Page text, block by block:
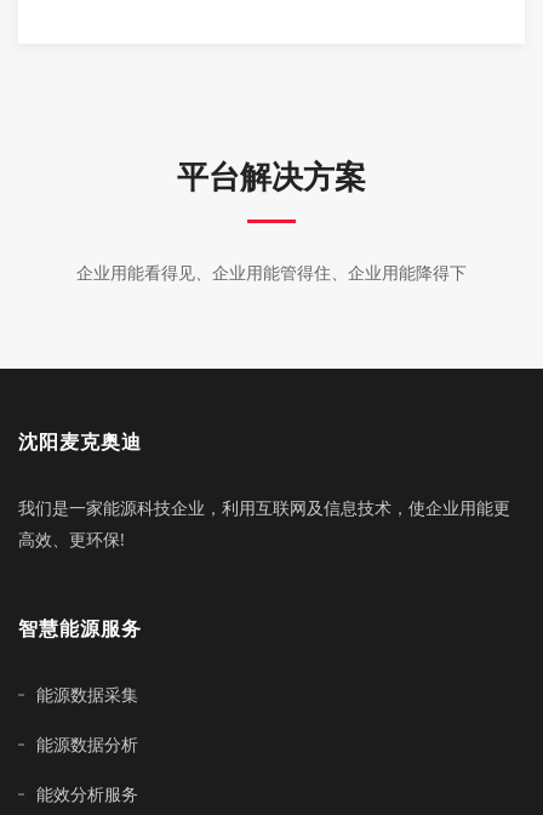
平台解决方案
企业用能看得见、企业用能管得住、企业用能降得下
沈阳麦克奥迪
我们是一家能源科技企业，利用互联网及信息技术，使企业用能更
高效、更环保!
智慧能源服务
能源数据采集
能源数据分析
能效分析服务